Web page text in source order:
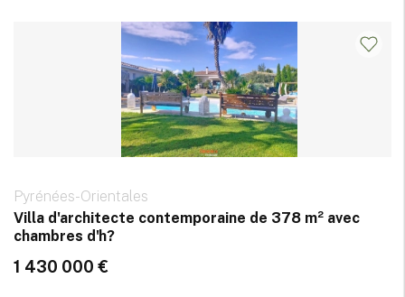
Pyrénées-Orientales
Villa d'architecte contemporaine de 378 m² avec
chambres d'h?
1 430 000 €